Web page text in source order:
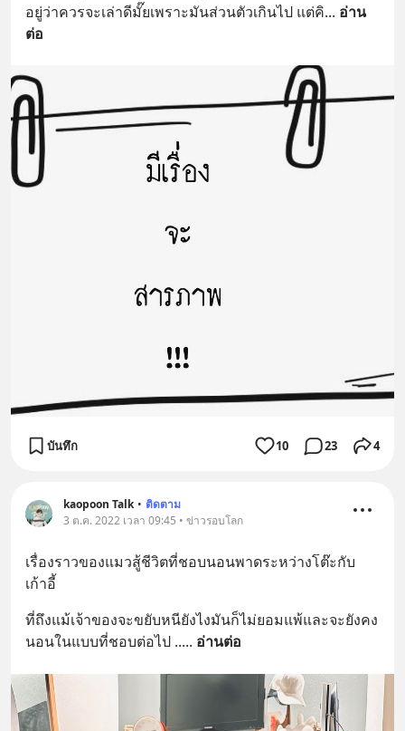
อยู่ว่าควรจะเล่าดีมั๊ยเพราะมันส่วนตัวเกินไป แต่คิ... อ่าน
ต่อ
บันทึก 10 23 4
kaopoon Talk • ติดตาม
3 ต.ค. 2022 เวลา 09:45 • ข่าวรอบโลก
เรื่องราวของแมวสู้ชีวิตที่ชอบนอนพาดระหว่างโต๊ะกับ
เก้าอี้
ที่ถึงแม้เจ้าของจะขยับหนียังไงมันก็ไม่ยอมแพ้และจะยังคง
นอนในแบบที่ชอบต่อไป ..... อ่านต่อ